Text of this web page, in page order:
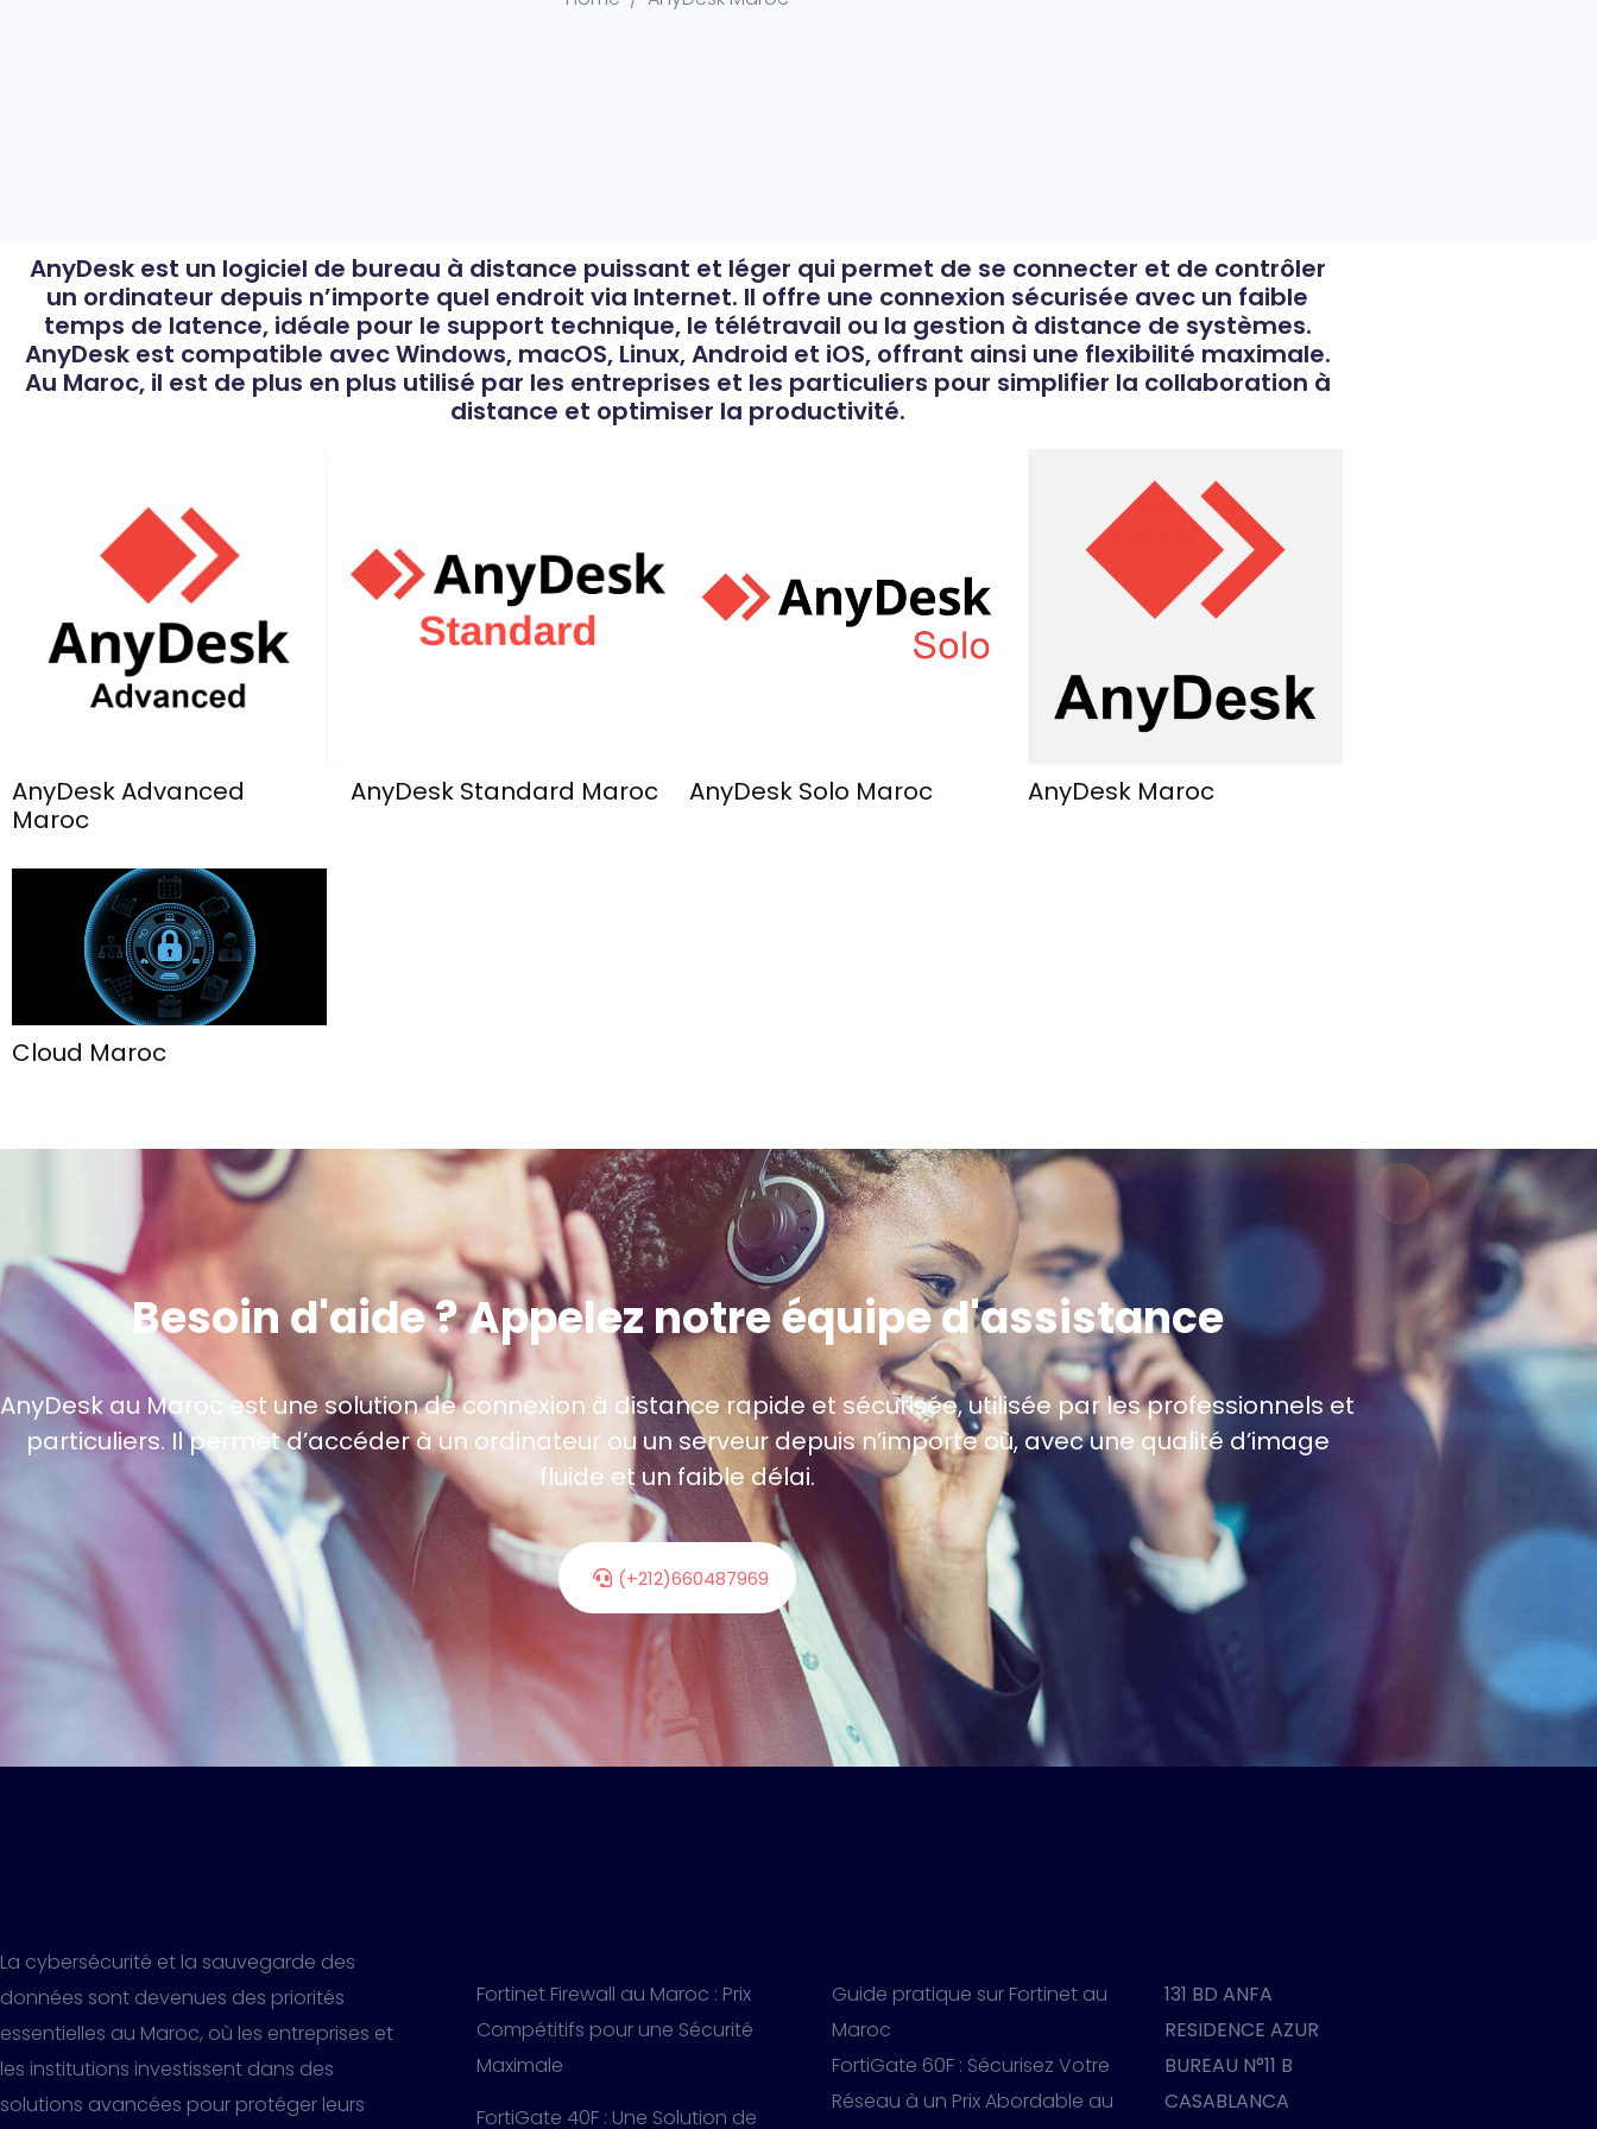
AnyDesk est un logiciel de bureau à distance puissant et léger qui permet de se connecter et de contrôler
un ordinateur depuis n’importe quel endroit via Internet. Il offre une connexion sécurisée avec un faible
temps de latence, idéale pour le support technique, le télétravail ou la gestion à distance de systèmes.
AnyDesk est compatible avec Windows, macOS, Linux, Android et iOS, offrant ainsi une flexibilité maximale.
Au Maroc, il est de plus en plus utilisé par les entreprises et les particuliers pour simplifier la collaboration à
distance et optimiser la productivité.
AnyDesk Advanced
Maroc
AnyDesk Standard Maroc AnyDesk Solo Maroc AnyDesk Maroc
Cloud Maroc
Besoin d'aide ? Appelez notre équipe d'assistance
AnyDesk au Maroc est une solution de connexion à distance rapide et sécurisée, utilisée par les professionnels et
particuliers. Il permet d’accéder à un ordinateur ou un serveur depuis n’importe où, avec une qualité d’image
fluide et un faible délai.
(+212)660487969
La cybersécurité et la sauvegarde des
données sont devenues des priorités
essentielles au Maroc, où les entreprises et
les institutions investissent dans des
solutions avancées pour protéger leurs
Fortinet Firewall au Maroc : Prix
Compétitifs pour une Sécurité
Maximale
FortiGate 40F : Une Solution de
Guide pratique sur Fortinet au
Maroc
FortiGate 60F : Sécurisez Votre
Réseau à un Prix Abordable au
131 BD ANFA
RESIDENCE AZUR
BUREAU N°11 B
CASABLANCA